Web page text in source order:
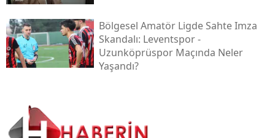
Bölgesel Amatör Ligde Sahte Imza
Skandalı: Leventspor -
Uzunköprüspor Maçında Neler
Yaşandı?